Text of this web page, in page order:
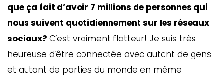
que ça fait d’avoir 7 millions de personnes qui
nous suivent quotidiennement sur les réseaux
sociaux? C’est vraiment flatteur! Je suis très
heureuse d’être connectée avec autant de gens
et autant de parties du monde en même